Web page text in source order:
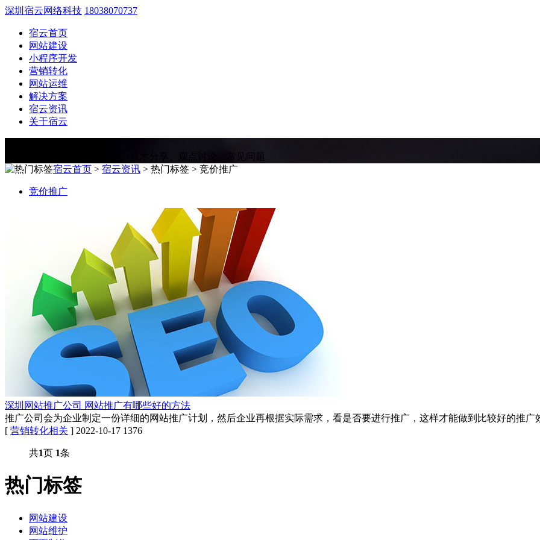
深圳宿云网络科技 18038070737
宿云首页
网站建设
小程序开发
营销转化
网站运维
解决方案
宿云资讯
关于宿云
为您提供网站建设相关资讯、技术分享、观点讨论、常见问题
宿云首页 > 宿云资讯 > 热门标签 > 竞价推广
竞价推广
深圳网站推广公司 网站推广有哪些好的方法
推广公司会为企业制定一份详细的网站推广计划，然后企业再根据实际需求，看是否要进行推广，这样才能做到比较好的推广
[ 营销转化相关 ] 2022-10-17 1376
共1页 1条
热门标签
网站建设
网站维护